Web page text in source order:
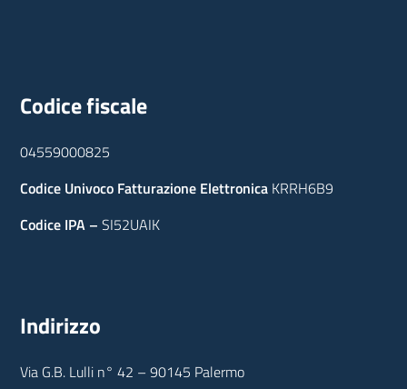
Codice fiscale
04559000825
Codice Univoco Fatturazione Elettronica KRRH6B9
Codice IPA – SI52UAIK
Indirizzo
Via G.B. Lulli n° 42 – 90145 Palermo